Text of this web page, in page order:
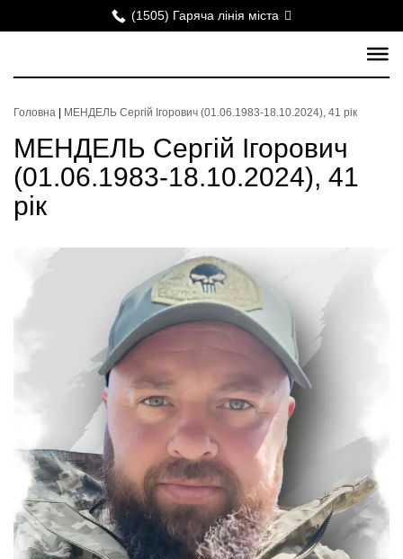
(1505) Гаряча лінія міста
Головна МЕНДЕЛЬ Сергій Ігорович (01.06.1983-18.10.2024), 41 рік
МЕНДЕЛЬ Сергій Ігорович
(01.06.1983-18.10.2024), 41
рік